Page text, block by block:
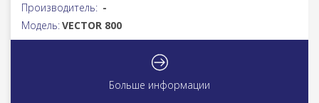
Производитель: -
Модель:VECTOR 800
Больше информации